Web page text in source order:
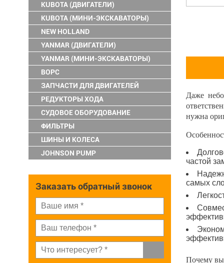
KUBOTA (ДВИГАТЕЛИ)
KUBOTA (МИНИ-ЭКСКАВАТОРЫ)
NEW HOLLAND
YANMAR (ДВИГАТЕЛИ)
YANMAR (МИНИ-ЭКСКАВАТОРЫ)
ВОРС
ЗАПЧАСТИ ДЛЯ ДВИГАТЕЛЕЙ
РЕДУКТОРЫ ХОДА
СУДОВОЕ ОБОРУДОВАНИЕ
ФИЛЬТРЫ
ШИНЫ И КОЛЕСА
JOHNSON PUMP
Заказать обратный звонок
Даже
нужна
частой
самых
Почему